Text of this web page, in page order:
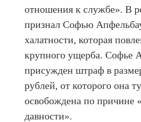
отношения к службе». В
признал Софью
халатности, которая
крупного ущерба. Софье
присужден штраф в
рублей, от которого она
освобождена по причине
давности».